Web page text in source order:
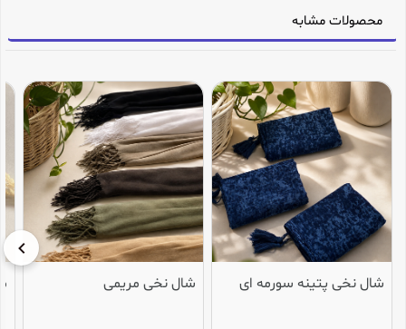
محصولات مشابه
شال نخی پتینه سورمه ای شال نخی مریمی